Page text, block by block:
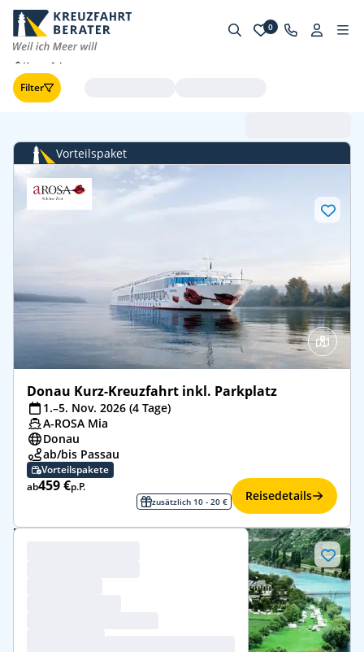
0
Kreuzfahrten
Filter
Vorteilspaket
Donau Kurz-Kreuzfahrt inkl. Parkplatz
1.–5. Nov. 2026 (4 Tage)
A-ROSA Mia
Donau
ab/bis Passau
Vorteilspakete
ab459 €p.P.
zusätzlich 10 - 20 € Reisedetails